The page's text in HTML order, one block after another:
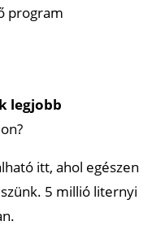
program
legjobb
itt, ahol egészen
5 millió liternyi